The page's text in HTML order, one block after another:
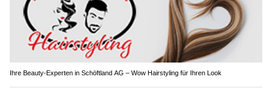
Ihre Beauty-Experten in Schöftland AG – Wow Hairstyling für Ihren Look